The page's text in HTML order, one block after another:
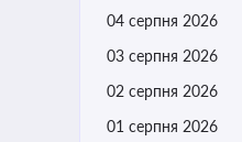
04 серпня 2026
03 серпня 2026
02 серпня 2026
01 серпня 2026